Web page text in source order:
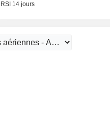
RSI 14 jours